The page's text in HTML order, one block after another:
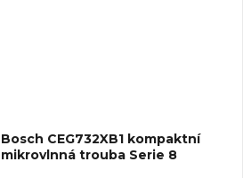
Bosch CEG732XB1 kompaktní
mikrovlnná trouba Serie 8